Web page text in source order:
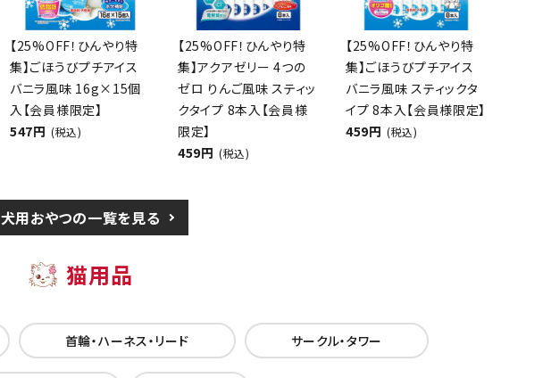
【25%OFF！ひんやり特
集】ごほうびプチアイス
バニラ風味 16g×15個
入【会員様限定】
547円 (税込)
【25%OFF！ひんやり特
集】アクアゼリー 4つの
ゼロ りんご風味 スティッ
クタイプ 8本入【会員様
限定】
459円 (税込)
【25%OFF！ひんやり特
集】ごほうびプチアイス
バニラ風味 スティックタ
イプ 8本入【会員様限定】
459円 (税込)
犬用おやつの一覧を見る
猫用品
首輪・ハーネス・リード サークル・タワー